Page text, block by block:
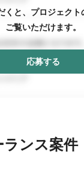
くと、プロジェクト
ご覧いただけます。
応募する
ンス案件